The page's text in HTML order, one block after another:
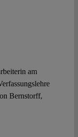
am
Bernstorff,